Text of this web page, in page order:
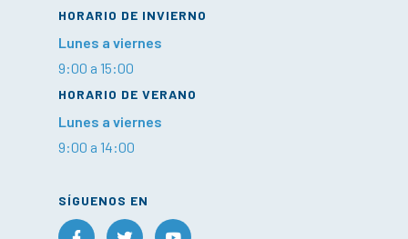
HORARIO DE INVIERNO
Lunes a viernes
9:00 a 15:00
HORARIO DE VERANO
Lunes a viernes
9:00 a 14:00
SÍGUENOS EN